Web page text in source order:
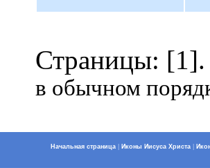
Страницы:
в обычном
Начальная страница| Иконы Иисуса Христа|